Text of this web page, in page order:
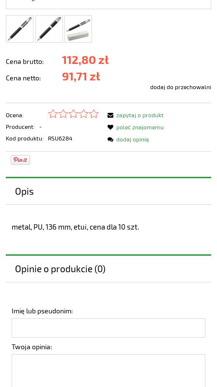
Cena brutto: 112,80 zł
Cena netto: 91,71 zł
dodaj do przechowalni
Ocena:
Producent:
-
Kod produktu:
RSU6284
zapytaj o produkt
poleć znajomemu
dodaj opinię
Opis
metal, PU, 136 mm, etui, cena dla 10 szt.
Opinie o produkcie (0)
Imię lub pseudonim:
Twoja opinia: